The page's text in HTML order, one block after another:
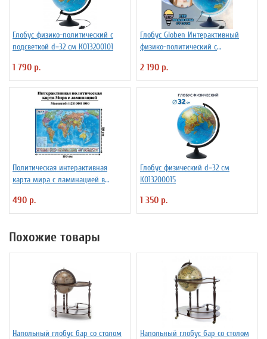
Глобус физико-политический с
подсветкой d=32 см К013200101
1 790 р.
Глобус Globen Интерактивный
физико-политический с
2 190 р.
Политическая интерактивная
карта мира с ламинацией в
490 р.
Глобус физический d=32 см
К013200015
1 350 р.
Похожие товары
Напольный глобус бар со столом
Напольный глобус бар со столом